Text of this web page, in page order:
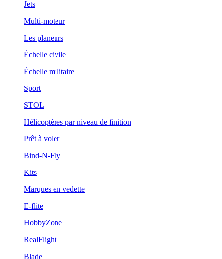
Jets
Multi-moteur
Les planeurs
Échelle civile
Échelle militaire
Sport
STOL
Hélicoptères par niveau de finition
Prêt à voler
Bind-N-Fly
Kits
Marques en vedette
E-flite
HobbyZone
RealFlight
Blade